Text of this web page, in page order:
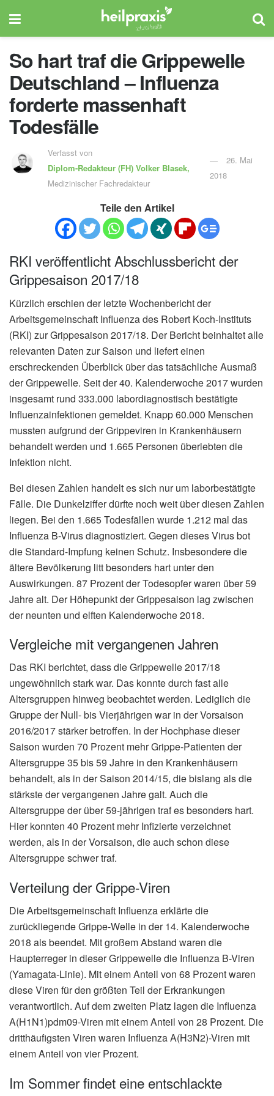
So hart traf die Grippewelle
Deutschland – Influenza
forderte massenhaft
Todesfälle
Verfasst von
Diplom-Redakteur (FH) Volker Blasek,
Medizinischer Fachredakteur
26. Mai
2018
Teile den Artikel
RKI veröffentlicht Abschlussbericht der
Grippesaison 2017/18
Kürzlich erschien der letzte Wochenbericht der
Arbeitsgemeinschaft Influenza des Robert Koch-Instituts
(RKI) zur Grippesaison 2017/18. Der Bericht beinhaltet alle
relevanten Daten zur Saison und liefert einen
erschreckenden Überblick über das tatsächliche Ausmaß
der Grippewelle. Seit der 40. Kalenderwoche 2017 wurden
insgesamt rund 333.000 labordiagnostisch bestätigte
Influenzainfektionen gemeldet. Knapp 60.000 Menschen
mussten aufgrund der Grippeviren in Krankenhäusern
behandelt werden und 1.665 Personen überlebten die
Infektion nicht.
Bei diesen Zahlen handelt es sich nur um laborbestätigte
Fälle. Die Dunkelziffer dürfte noch weit über diesen Zahlen
liegen. Bei den 1.665 Todesfällen wurde 1.212 mal das
Influenza B-Virus diagnostiziert. Gegen dieses Virus bot
die Standard-Impfung keinen Schutz. Insbesondere die
ältere Bevölkerung litt besonders hart unter den
Auswirkungen. 87 Prozent der Todesopfer waren über 59
Jahre alt. Der Höhepunkt der Grippesaison lag zwischen
der neunten und elften Kalenderwoche 2018.
Vergleiche mit vergangenen Jahren
Das RKI berichtet, dass die Grippewelle 2017/18
ungewöhnlich stark war. Das konnte durch fast alle
Altersgruppen hinweg beobachtet werden. Lediglich die
Gruppe der Null- bis Vierjährigen war in der Vorsaison
2016/2017 stärker betroffen. In der Hochphase dieser
Saison wurden 70 Prozent mehr Grippe-Patienten der
Altersgruppe 35 bis 59 Jahre in den Krankenhäusern
behandelt, als in der Saison 2014/15, die bislang als die
stärkste der vergangenen Jahre galt. Auch die
Altersgruppe der über 59-jährigen traf es besonders hart.
Hier konnten 40 Prozent mehr Infizierte verzeichnet
werden, als in der Vorsaison, die auch schon diese
Altersgruppe schwer traf.
Verteilung der Grippe-Viren
Die Arbeitsgemeinschaft Influenza erklärte die
zurückliegende Grippe-Welle in der 14. Kalenderwoche
2018 als beendet. Mit großem Abstand waren die
Haupterreger in dieser Grippewelle die Influenza B-Viren
(Yamagata-Linie). Mit einem Anteil von 68 Prozent waren
diese Viren für den größten Teil der Erkrankungen
verantwortlich. Auf dem zweiten Platz lagen die Influenza
A(H1N1)pdm09-Viren mit einem Anteil von 28 Prozent. Die
dritthäufigsten Viren waren Influenza A(H3N2)-Viren mit
einem Anteil von vier Prozent.
Im Sommer findet eine entschlackte